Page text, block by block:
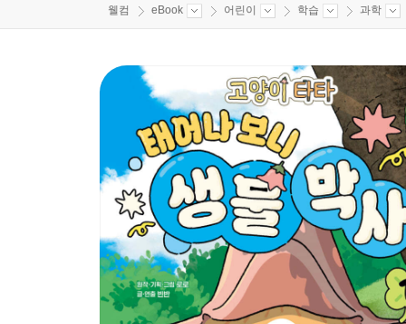
웰컴 eBook 어린이 학습 과학